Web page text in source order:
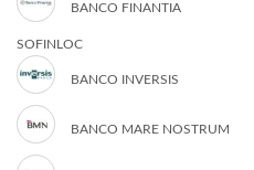
BANCO FINANTIA
SOFINLOC
BANCO INVERSIS
BANCO MARE NOSTRUM